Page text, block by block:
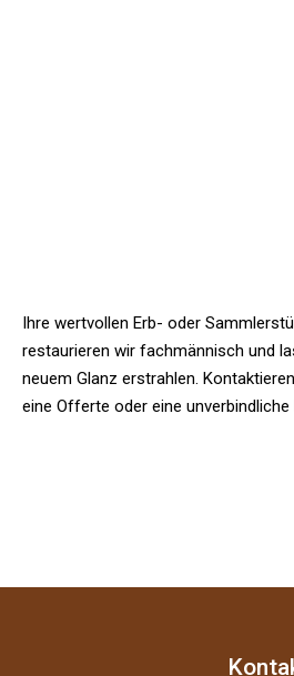
Ihre wertvollen Erb- oder
restaurieren wir fachmännisch und
neuem Glanz erstrahlen.
eine Offerte oder eine unverbindliche